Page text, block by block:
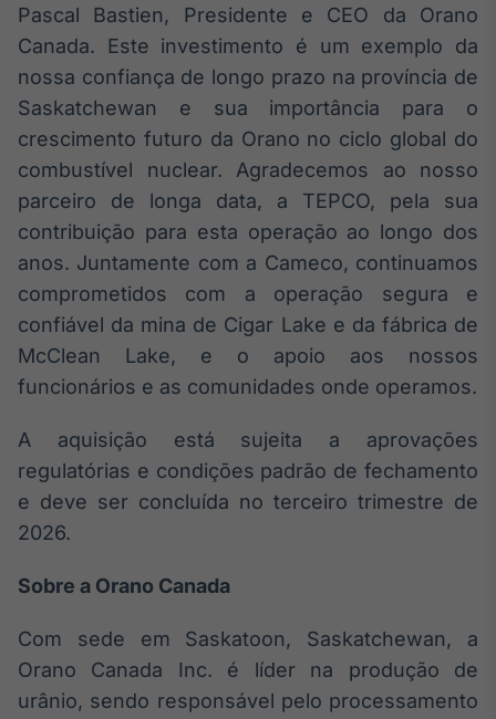
dados
Ticker
Cotações e
headlines de
Broadcast
Widgets
para conteúdos e
funcionalidades
Broadcast
Conteúdos e
dados para
displays e telas
conteúdos
noticiosos
Soluções de
Tecnologia
Pascal Bastien, Presidente e CEO da Orano
Canada. Este investimento é um exemplo da
nossa confiança de longo prazo na província de
Saskatchewan e sua importância para o
crescimento futuro da Orano no ciclo global do
combustível nuclear. Agradecemos ao nosso
parceiro de longa data, a TEPCO, pela sua
contribuição para esta operação ao longo dos
anos. Juntamente com a Cameco, continuamos
comprometidos com a operação segura e
confiável da mina de Cigar Lake e da fábrica de
McClean Lake, e o apoio aos nossos
funcionários e as comunidades onde operamos.
A aquisição está sujeita a aprovações
regulatórias e condições padrão de fechamento
e deve ser concluída no terceiro trimestre de
2026.
Sobre a Orano Canada
Com sede em Saskatoon, Saskatchewan, a
Orano Canada Inc. é líder na produção de
urânio, sendo responsável pelo processamento